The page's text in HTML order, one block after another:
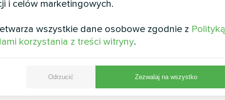
i celów marketingowych.
wszystkie dane osobowe zgodnie z Polityką
korzystania z treści witryny.
Odrzucić Zezwalaj na wszystko